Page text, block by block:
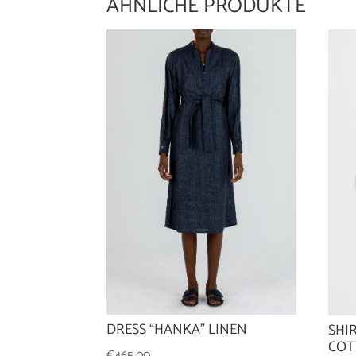
DRESS “HANKA” LINEN